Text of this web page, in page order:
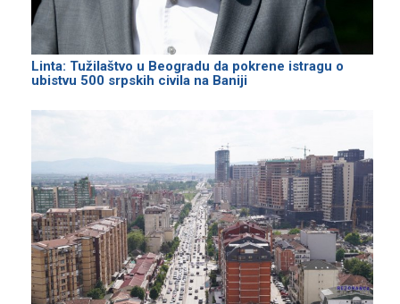
Linta: Tužilaštvo u Beogradu da pokrene istragu o
ubistvu 500 srpskih civila na Baniji